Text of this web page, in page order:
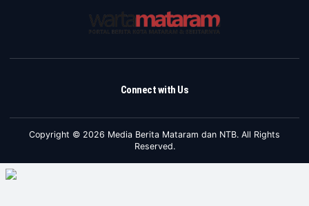
Connect with Us
Copyright © 2026 Media Berita Mataram dan NTB. All Rights
Reserved.